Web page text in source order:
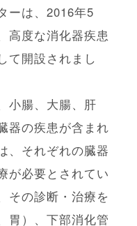
ーは、2016年5
⾼度な消化器疾患
て開設されまし
⼩腸、⼤腸、肝
器の疾患が含まれ
、それぞれの臓器
が必要とされてい
その診断・治療を
胃）、下部消化管